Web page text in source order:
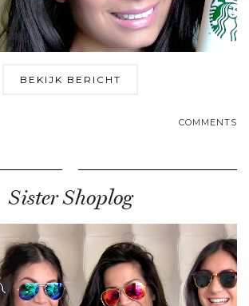
BEKIJK BERICHT
COMMENTS
Sister Shoplog